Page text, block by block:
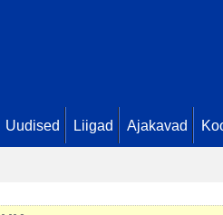
Uudised Liigad Ajakavad
(201 - Kepilöök)
. Andres Vavilov (